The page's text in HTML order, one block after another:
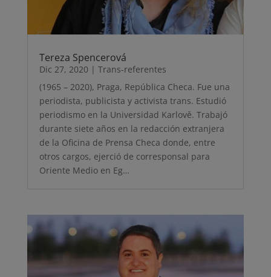
Tereza Spencerová
Dic 27, 2020 | Trans-referentes
(1965 – 2020), Praga, República Checa. Fue una
periodista, publicista y activista trans. Estudió
periodismo en la Universidad Karlově. Trabajó
durante siete años en la redacción extranjera
de la Oficina de Prensa Checa donde, entre
otros cargos, ejerció de corresponsal para
Oriente Medio en Eg…